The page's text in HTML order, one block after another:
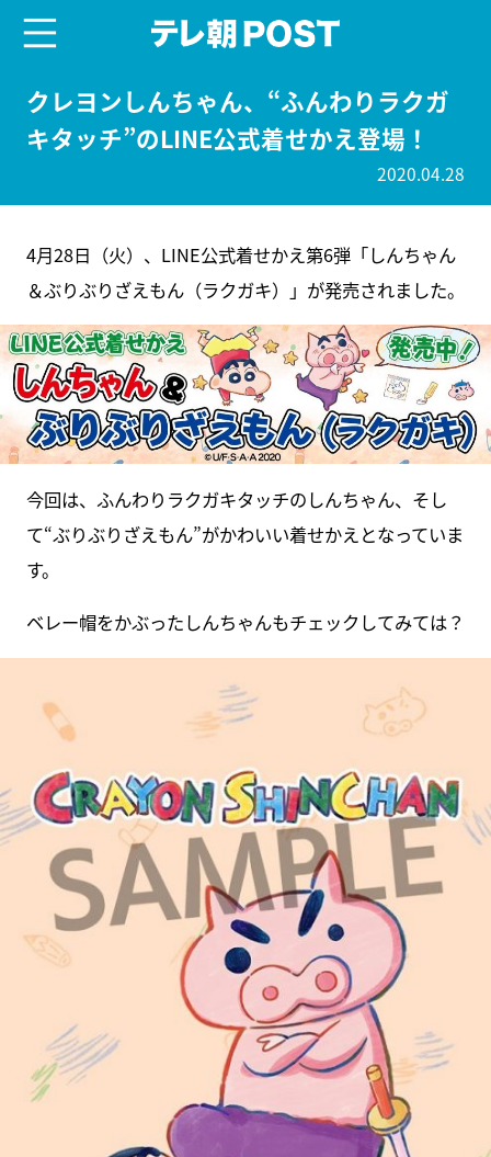
クレヨンしんちゃん、“ふんわりラクガ
キタッチ”のLINE公式着せかえ登場！
2020.04.28
4月28日（火）、LINE公式着せかえ第6弾「しんちゃん
＆ぶりぶりざえもん（ラクガキ）」が発売されました。
今回は、ふんわりラクガキタッチのしんちゃん、そし
て“ぶりぶりざえもん”がかわいい着せかえとなっていま
す。
ベレー帽をかぶったしんちゃんもチェックしてみては？